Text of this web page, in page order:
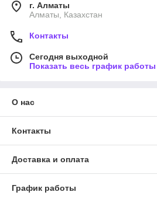
г. Алматы
Алматы, Казахстан
Контакты
Сегодня выходной
Показать весь график работы
О нас
Контакты
Доставка и оплата
График работы